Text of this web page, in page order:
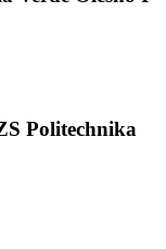
Politechnika